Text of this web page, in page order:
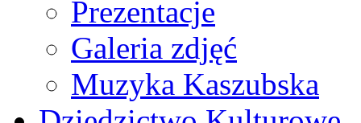
Prezentacje
Galeria zdjęć
Muzyka Kaszubska